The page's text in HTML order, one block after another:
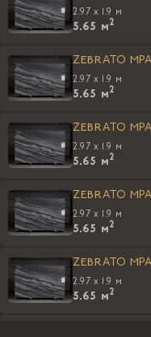
2.97 x 1.9 м
5.65 м2
ZEBRATO
2.97 x 1.9 м
5.65 м2
ZEBRATO
2.97 x 1.9 м
5.65 м2
ZEBRATO
2.97 x 1.9 м
5.65 м2
ZEBRATO
2.97 x 1.9 м
5.65 м2